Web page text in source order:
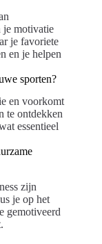
je motivatie
je favoriete
en je helpen
sporten?
en voorkomt
te ontdekken
essentieel
zijn
je op het
gemotiveerd